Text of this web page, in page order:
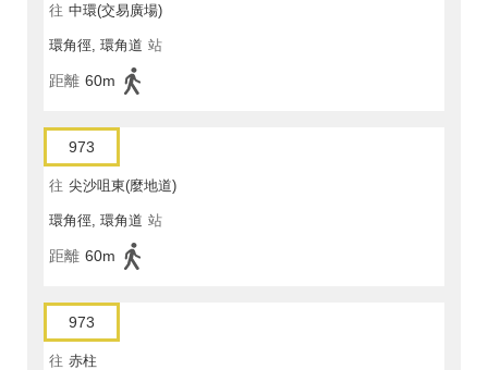
往 中環(交易廣場)
環角徑, 環角道 站
距離 60m
973
往 尖沙咀東(麼地道)
環角徑, 環角道 站
距離 60m
973
往 赤柱